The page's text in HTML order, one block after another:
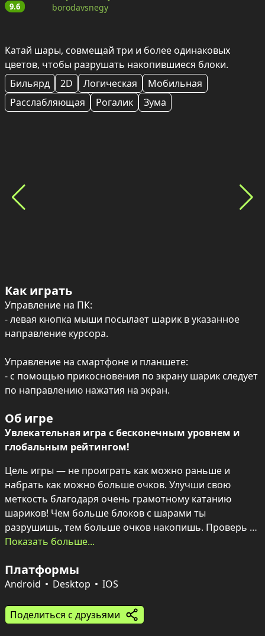
9.6
borodavsnegy
Катай шары, совмещай три и более одинаковых
цветов, чтобы разрушать накопившиеся блоки.
Бильярд
2D Логическая
Мобильная
Расслабляющая
Рогалик Зума
Как играть
Управление на ПК:
- левая кнопка мыши посылает шарик в указанное
направление курсора.
Управление на смартфоне и планшете:
- с помощью прикосновения по экрану шарик следует
по направлению нажатия на экран.
Об игре
Увлекательная игра с бесконечным уровнем и
глобальным рейтингом!
Цель игры — не проиграть как можно раньше и
набрать как можно больше очков. Улучши свою
меткость благодаря очень грамотному катанию
шариков! Чем больше блоков с шарами ты
разрушишь, тем больше очков накопишь. Проверь
свой результат в мировом рейтинге: возможно, ты
Показать больше...
Платформы
Android Desktop IOS
Поделиться с друзьями